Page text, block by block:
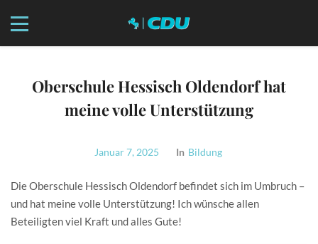
Oberschule Hessisch Oldendorf hat
meine volle Unterstützung
Januar 7, 2025 In Bildung
Die Oberschule Hessisch Oldendorf befindet sich im Umbruch –
und hat meine volle Unterstützung! Ich wünsche allen
Beteiligten viel Kraft und alles Gute!